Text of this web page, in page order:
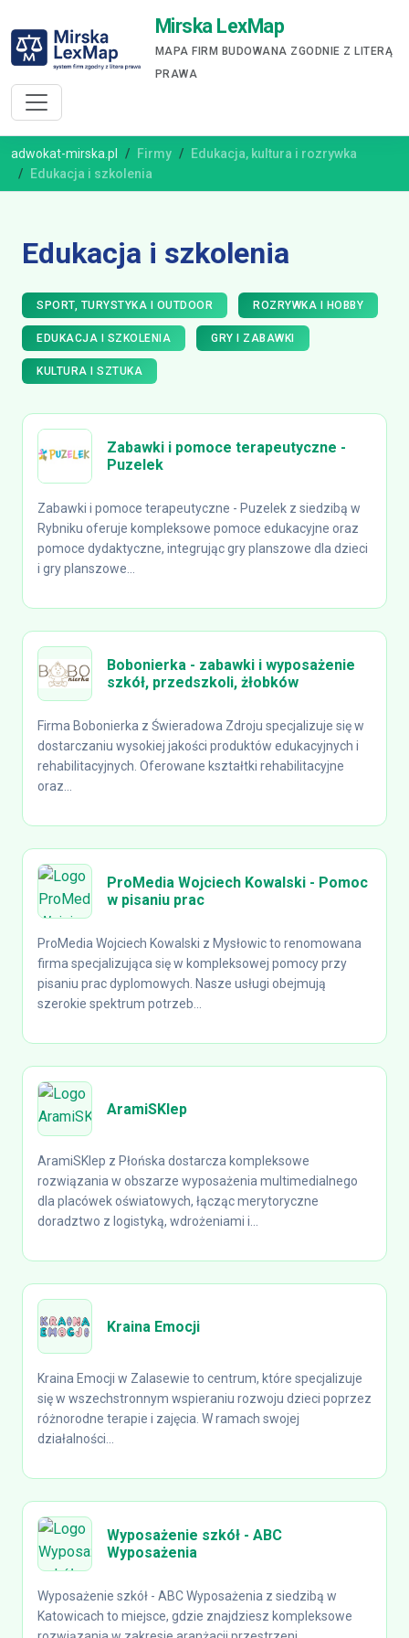
Mirska LexMap
MAPA FIRM BUDOWANA ZGODNIE Z LITERĄ
PRAWA
adwokat-mirska.pl Firmy
Edukacja, kultura i rozrywka
Edukacja i szkolenia
Edukacja i szkolenia
SPORT, TURYSTYKA I OUTDOOR ROZRYWKA I HOBBY
EDUKACJA I SZKOLENIA GRY I ZABAWKI
KULTURA I SZTUKA
Zabawki i pomoce terapeutyczne -
Puzelek
Zabawki i pomoce terapeutyczne - Puzelek z siedzibą w
Rybniku oferuje kompleksowe pomoce edukacyjne oraz
pomoce dydaktyczne, integrując gry planszowe dla dzieci
i gry planszowe...
Bobonierka - zabawki i wyposażenie
szkół, przedszkoli, żłobków
Firma Bobonierka z Świeradowa Zdroju specjalizuje się w
dostarczaniu wysokiej jakości produktów edukacyjnych i
rehabilitacyjnych. Oferowane kształtki rehabilitacyjne
oraz...
ProMedia Wojciech Kowalski - Pomoc
w pisaniu prac
ProMedia Wojciech Kowalski z Mysłowic to renomowana
firma specjalizująca się w kompleksowej pomocy przy
pisaniu prac dyplomowych. Nasze usługi obejmują
szerokie spektrum potrzeb...
AramiSKlep
AramiSKlep z Płońska dostarcza kompleksowe
rozwiązania w obszarze wyposażenia multimedialnego
dla placówek oświatowych, łącząc merytoryczne
doradztwo z logistyką, wdrożeniami i...
Kraina Emocji
Kraina Emocji w Zalasewie to centrum, które specjalizuje
się w wszechstronnym wspieraniu rozwoju dzieci poprzez
różnorodne terapie i zajęcia. W ramach swojej
działalności...
Wyposażenie szkół - ABC
Wyposażenia
Wyposażenie szkół - ABC Wyposażenia z siedzibą w
Katowicach to miejsce, gdzie znajdziesz kompleksowe